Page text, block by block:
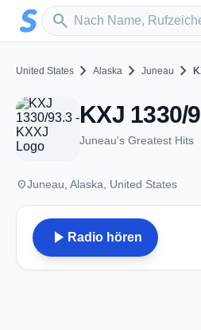
Zum Hauptinhalt springen
search
Sender suchen
United States chevron_right Alaska chevron_right Juneau chevron_right
Juneau's Greatest Hits
placeJuneau, Alaska, United States
play_arrow Radio hören